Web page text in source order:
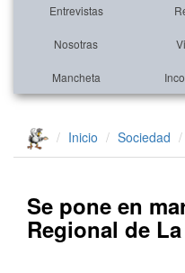
Entrevistas
Nosotras
Mancheta
Inicio Sociedad
Se pone en
Regional de